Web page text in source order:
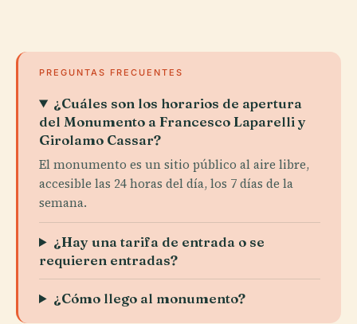
PREGUNTAS FRECUENTES
¿Cuáles son los horarios de apertura
del Monumento a Francesco Laparelli y
Girolamo Cassar?
El monumento es un sitio público al aire libre,
accesible las 24 horas del día, los 7 días de la
semana.
¿Hay una tarifa de entrada o se
requieren entradas?
¿Cómo llego al monumento?